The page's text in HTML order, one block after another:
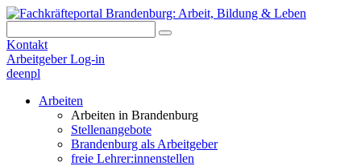
Kontakt
Arbeitgeber Log-in
deenpl
Arbeiten
Arbeiten in Brandenburg
Stellenangebote
Brandenburg als Arbeitgeber
freie Lehrer:innenstellen